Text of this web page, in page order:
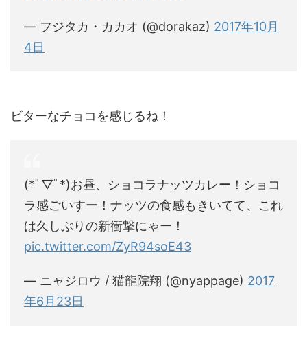
— フジタカ・カカオ (@dorakaz) 2017年10月
4日
ビターなチョコを感じるね！
(*ﾟ▽ﾟ*)お昼、ショコラナッツカレー！ショコ
ラ感ごいすー！ナッツの食感もきいてて、これ
は久しぶりの新衝撃にゃー！
pic.twitter.com/ZyR94soE43
— ニャジロウ / 猫龍院翔 (@nyappage) 2017
年6月23日